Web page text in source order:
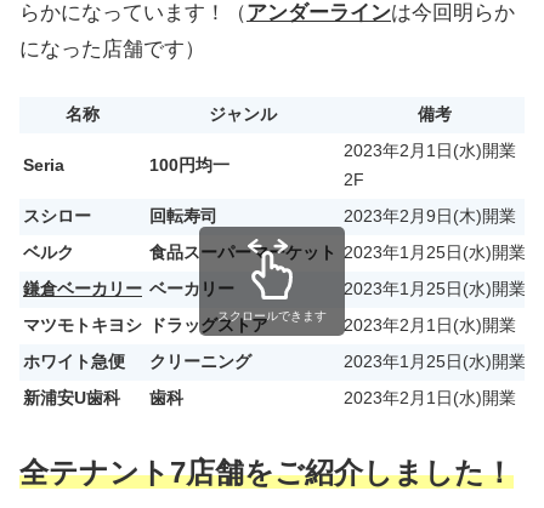
らかになっています！（アンダーラインは今回明らか
になった店舗です）
名称 ジャンル 備考
Seria 100円均一
2023年2月1日(水)開業
2F
スシロー
回転寿司
2023年2月9日(木)開業
ベルク
食品スーパーマーケット
2023年1月25日(水)開業
鎌倉ベーカリー ベーカリー
2023年1月25日(水)開業
マツモトキヨシ
ドラッグストア
2023年2月1日(水)開業
ホワイト急便
クリーニング
2023年1月25日(水)開業
新浦安U歯科
歯科 2023年2月1日(水)開業
スクロールできます
全テナント7店舗をご紹介しました！